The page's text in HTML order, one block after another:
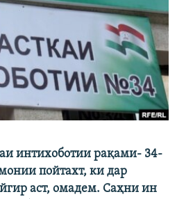
RLинтихоботии рақами- 34-
пойтахт, ки дар
аст, омадем. Саҳни ин